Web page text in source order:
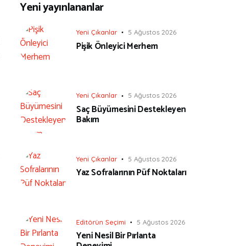
Yeni yayınlananlar
Yeni Çıkanlar 5 Ağustos 2026
Pişik Önleyici Merhem
Yeni Çıkanlar 5 Ağustos 2026
Saç Büyümesini Destekleyen
Bakım
Yeni Çıkanlar 5 Ağustos 2026
Yaz Sofralarının Püf Noktaları
Editörün Seçimi 5 Ağustos 2026
Yeni Nesil Bir Pırlanta